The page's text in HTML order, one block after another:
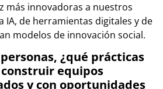
más innovadoras a nuestros
IA, de herramientas digitales y de
modelos de innovación social.
¿qué prácticas
equipos
y con oportunidades